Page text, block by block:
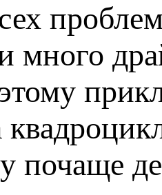
много
почаще